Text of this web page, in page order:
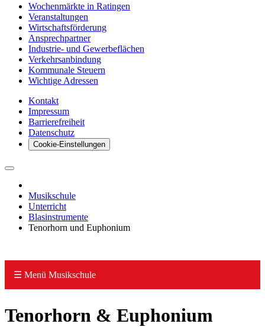
Wochenmärkte in Ratingen
Veranstaltungen
Wirtschaftsförderung
Ansprechpartner
Industrie- und Gewerbeflächen
Verkehrsanbindung
Kommunale Steuern
Wichtige Adressen
Kontakt
Impressum
Barrierefreiheit
Datenschutz
Cookie-Einstellungen
Musikschule
Unterricht
Blasinstrumente
Tenorhorn und Euphonium
☰ Menü Musikschule
Tenorhorn & Euphonium